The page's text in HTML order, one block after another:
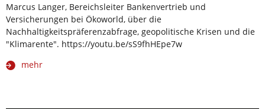
Marcus Langer, Bereichsleiter Bankenvertrieb und
Versicherungen bei Ökoworld, über die
Nachhaltigkeitspräferenzabfrage, geopolitische Krisen und die
"Klimarente". https://youtu.be/sS9fhHEpe7w
mehr